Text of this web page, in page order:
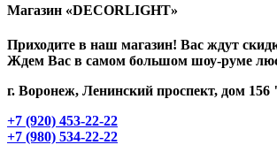
Магазин «DECORLIGHT»
Приходите в наш магазин! Вас ждут
Ждем Вас в самом большом шоу-руме
г. Воронеж, Ленинский проспект, дом
+7 (920) 453-22-22
+7 (980) 534-22-22